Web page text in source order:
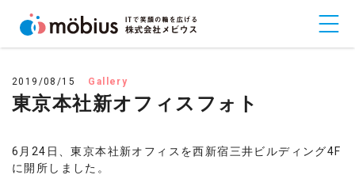
2019/08/15 Gallery
東京本社新オフィスフォト
6月24日、東京本社新オフィスを西新宿三井ビルディング4F
に開所しました。